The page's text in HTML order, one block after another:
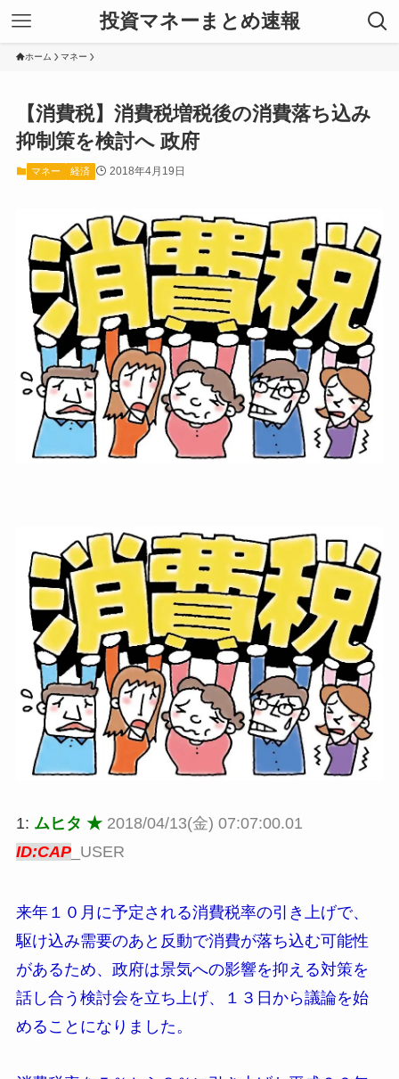
投資マネーまとめ速報
ホーム マネー
【消費税】消費税増税後の消費落ち込み
抑制策を検討へ 政府
マネー 経済 2018年4月19日
1: ムヒタ ★ 2018/04/13(金) 07:07:00.01
ID:CAP_USER
来年１０月に予定される消費税率の引き上げで、
駆け込み需要のあと反動で消費が落ち込む可能性
があるため、政府は景気への影響を抑える対策を
話し合う検討会を立ち上げ、１３日から議論を始
めることになりました。